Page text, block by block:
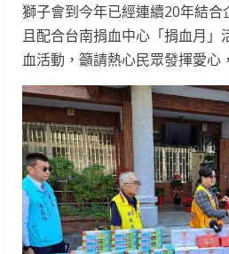
獅子會到今年已經連續20年結合
且配合台南捐血中心「捐血月」
血活動，籲請熱心民眾發揮愛心